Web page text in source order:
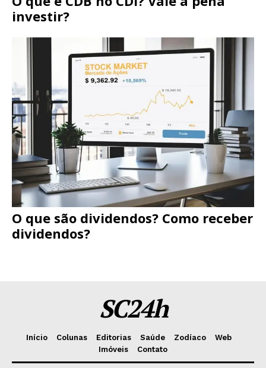
investir?
O que são dividendos? Como receber
dividendos?
SC24h
Início Colunas Editorias Saúde Zodíaco
Web
Imóveis
Contato